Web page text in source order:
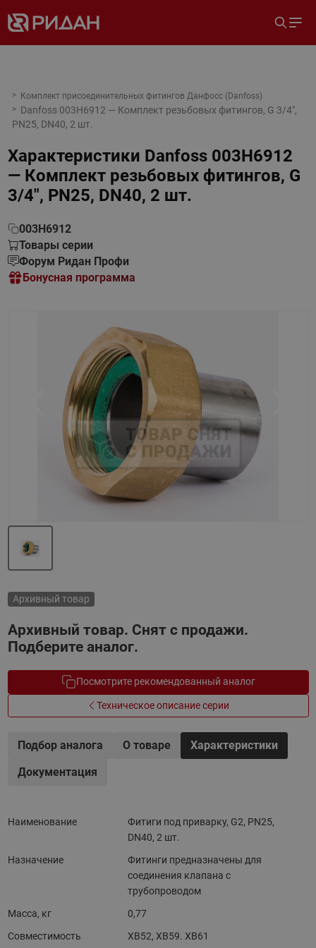
Комплект присоединительных фитингов Данфосс (Danfoss)
Danfoss 003H6912 — Комплект резьбовых фитингов, G 3/4",
PN25, DN40, 2 шт.
Характеристики Danfoss 003H6912
— Комплект резьбовых фитингов, G
3/4", PN25, DN40, 2 шт.
003H6912
Товары серии
Форум Ридан Профи
Бонусная программа
Архивный товар
Архивный товар. Снят с продажи.
Подберите аналог.
Посмотрите рекомендованный аналог
Техническое описание серии
Подбор аналога О товаре
Характеристики
Документация
Наименование
Фитиги под приварку, G2, PN25,
DN40, 2 шт.
Назначение
Фитинги предназначены для
соединения клапана с
трубопроводом
Масса, кг
0,77
Совместимость
XB52, XB59. XB61